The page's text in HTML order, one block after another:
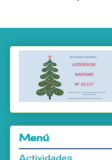
Menú
Actividades